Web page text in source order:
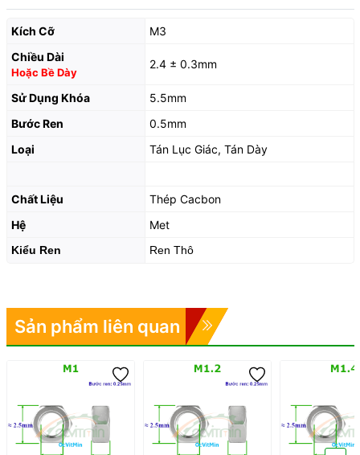
Kích Cỡ
M3
Chiều Dài
Hoặc Bề Dày
2.4 ± 0.3mm
Sử Dụng Khóa
5.5mm
Bước Ren
0.5mm
Loại
Tán Lục Giác, Tán Dày
Chất Liệu
Thép Cacbon
Hệ
Met
Kiểu Ren Ren Thô
Sản phẩm liên quan